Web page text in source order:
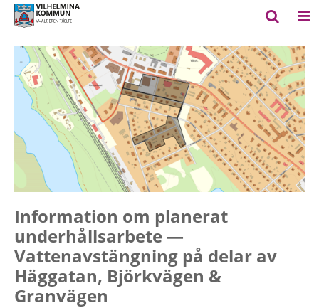
Information om planerat
underhållsarbete —
Vattenavstängning på delar av
Häggatan, Björkvägen &
Granvägen